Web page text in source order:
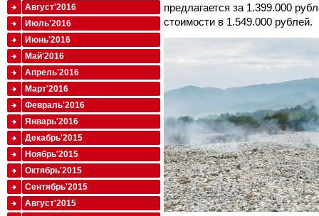
предлагается за 1.399.000
стоимости в 1.549.000 рублей.
Август'2016
Июль'2016
Июнь'2016
Май'2016
Апрель'2016
Март'2016
Февраль'2016
Январь'2016
Декабрь'2015
Ноябрь'2015
Октябрь'2015
Сентябрь'2015
Август'2015